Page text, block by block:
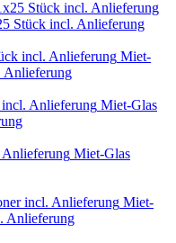
Stück incl. Anlieferung
Miet-
Anlieferung
Miet-Glas
Miet-Glas
Miet-
Anlieferung